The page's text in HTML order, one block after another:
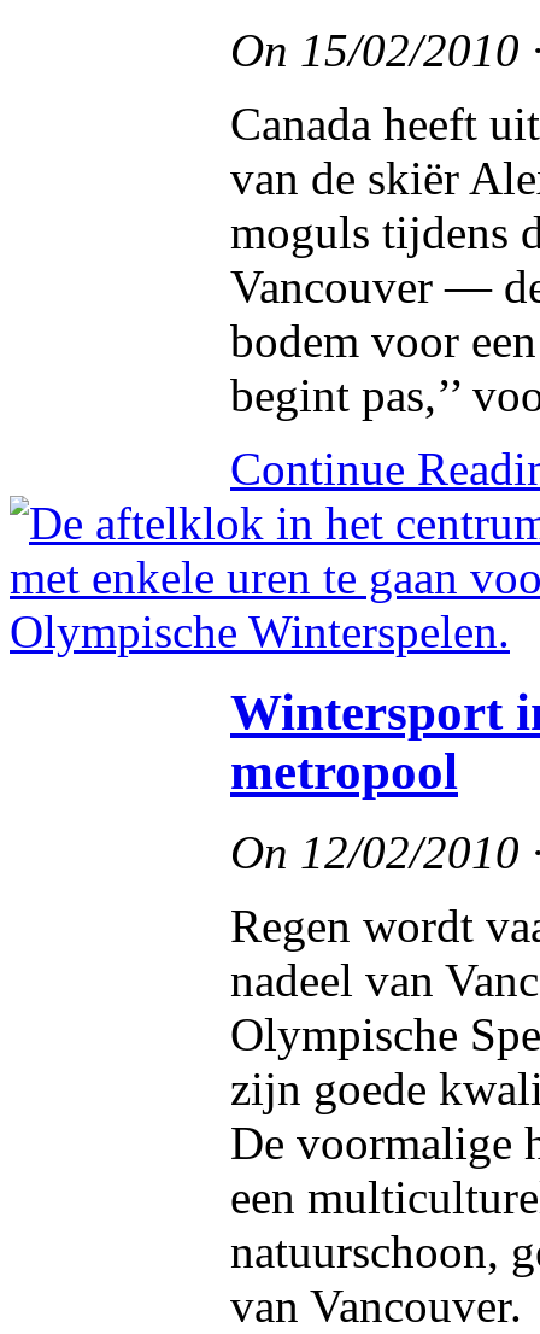
On 15/02/2010
Canada heeft
van de skiër
moguls tijdens
Vancouver —
bodem voor
begint pas,’’
Continue
Wintersport
metropool
On 12/02/2010
Regen wordt
nadeel van
Olympische
zijn goede
De voormalige
een
natuurschoon,
van Vancouver.